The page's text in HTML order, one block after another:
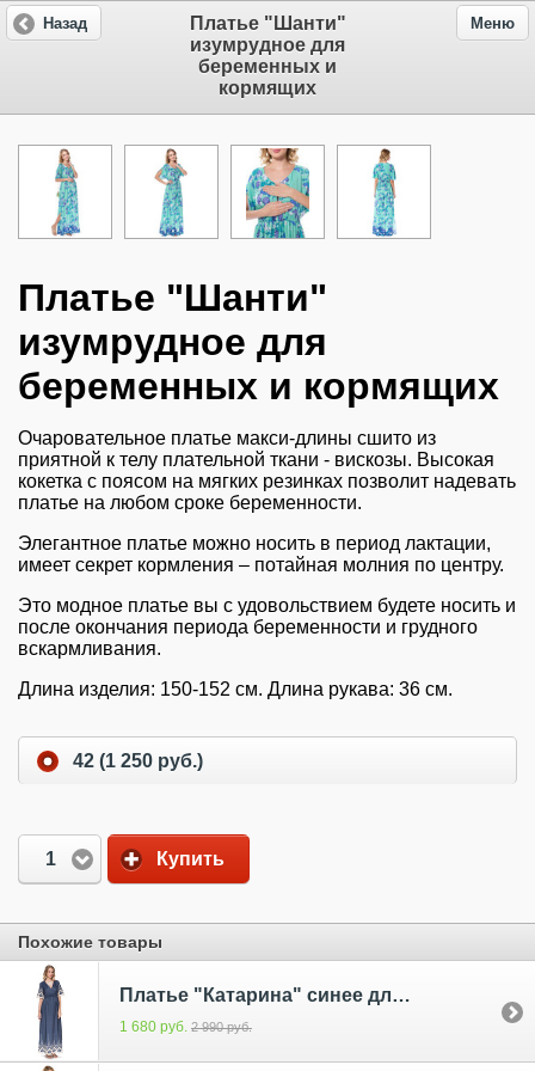
Платье "Шанти"
изумрудное для
беременных и
кормящих
Назад Меню
Платье "Шанти"
изумрудное для
беременных и кормящих
Очаровательное платье макси-длины сшито из
приятной к телу плательной ткани - вискозы. Высокая
кокетка с поясом на мягких резинках позволит надевать
платье на любом сроке беременности.
Элегантное платье можно носить в период лактации,
имеет секрет кормления – потайная молния по центру.
Это модное платье вы с удовольствием будете носить и
после окончания периода беременности и грудного
вскармливания.
Длина изделия: 150-152 см. Длина рукава: 36 см.
42 (1 250 руб.)
1 Купить
Похожие товары
Платье "Катарина" синее для беременных и кормящих
1 680 руб. 2 990 руб.